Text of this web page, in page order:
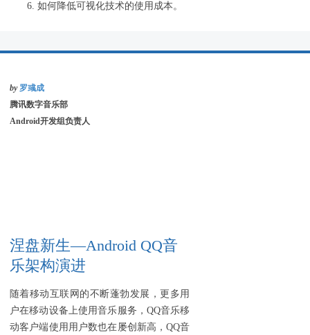
如何降低可视化技术的使用成本。
by 罗彧成
腾讯数字音乐部
Android开发组负责人
涅盘新生—Android QQ音
乐架构演进
随着移动互联网的不断蓬勃发展，更多用
户在移动设备上使用音乐服务，QQ音乐移
动客户端使用用户数也在屡创新高，QQ音